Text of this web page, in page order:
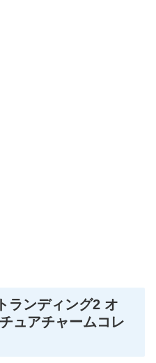
ランディング2 オ
ュアチャームコレ